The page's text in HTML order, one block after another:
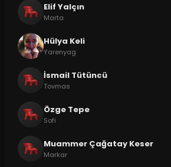
Elif Yalçın
Marta
Hülya Keli
Yarenyag
İsmail Tütüncü
Tovmas
Özge Tepe
Sofi
Muammer Çağatay Keser
Markar